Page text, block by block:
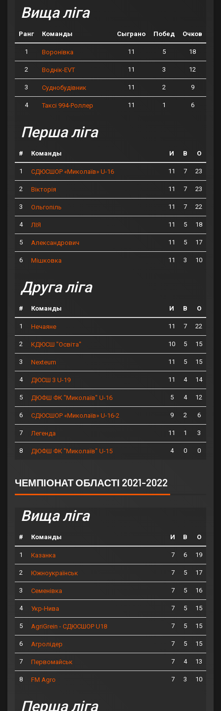
Вища ліга
Ранг Команды Сыграно Побед Очков
1 Воронівка 11 5 18
2 Воднік-EVT 11 3 12
3 Суднобудівник 11 2 9
4 Таксі 994-Роллер 11 1 6
Перша ліга
# Команды И В О
1 СДЮСШОР «Миколаїв» U-16 11 7 23
2 Вікторія 11 7 23
3 Ольгопіль 11 7 22
4 ЛІЯ 11 5 18
5 Александрович 11 5 17
6 Мішковка 11 3 10
Друга ліга
# Команды И В О
1 Нечаяне 11 7 22
2 КДЮСШ "Освіта" 10 5 15
3 Nexteum 11 5 15
4 ДЮСШ 3 U-19 11 4 14
5 ДЮФШ ФК "Миколаїв" U-16 5 4 12
6 СДЮСШОР «Миколаїв» U-16-2 9 2 6
7 Легенда 11 1 3
8 ДЮФШ ФК "Миколаїв" U-15 4 0 0
ЧЕМПІОНАТ ОБЛАСТІ 2021-2022
Вища ліга
# Команды И В О
1 Казанка 7 6 19
2 Южноукраїнськ 7 5 17
3 Семенівка 7 5 16
4 Укр-Нива 7 5 15
5 AgriGrein - СДЮСШОР U18 7 5 15
6 Агролідер 7 5 15
7 Первомайськ 7 4 13
8 FM Agro 7 3 10
Перша ліга